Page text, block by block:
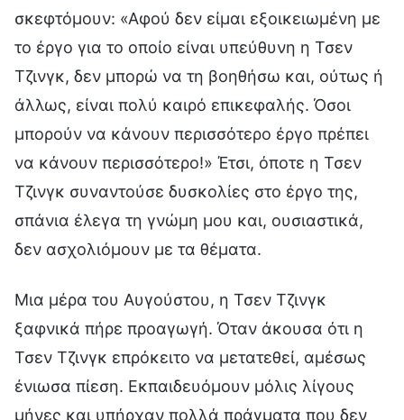
σκεφτόμουν: «Αφού δεν είμαι εξοικειωμένη με
το έργο για το οποίο είναι υπεύθυνη η Τσεν
Τζινγκ, δεν μπορώ να τη βοηθήσω και, ούτως ή
άλλως, είναι πολύ καιρό επικεφαλής. Όσοι
μπορούν να κάνουν περισσότερο έργο πρέπει
να κάνουν περισσότερο!» Έτσι, όποτε η Τσεν
Τζινγκ συναντούσε δυσκολίες στο έργο της,
σπάνια έλεγα τη γνώμη μου και, ουσιαστικά,
δεν ασχολιόμουν με τα θέματα.
Μια μέρα του Αυγούστου, η Τσεν Τζινγκ
ξαφνικά πήρε προαγωγή. Όταν άκουσα ότι η
Τσεν Τζινγκ επρόκειτο να μετατεθεί, αμέσως
ένιωσα πίεση. Εκπαιδευόμουν μόλις λίγους
μήνες και υπήρχαν πολλά πράγματα που δεν